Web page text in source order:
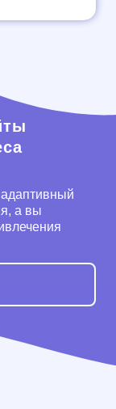
а вы